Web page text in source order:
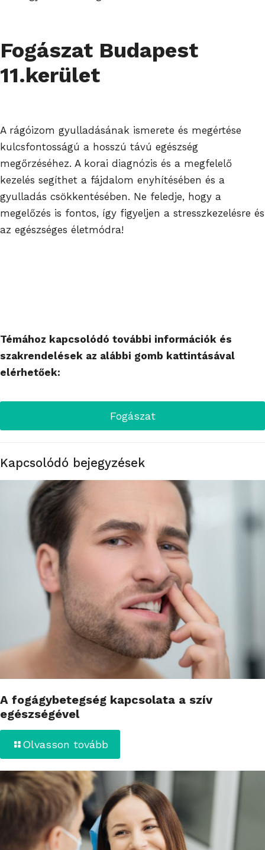
Fogászat Budapest
11.kerület
A rágóizom gyulladásának ismerete és megértése
kulcsfontosságú a hosszú távú egészség
megőrzéséhez. A korai diagnózis és a megfelelő
kezelés segíthet a fájdalom enyhítésében és a
gyulladás csökkentésében. Ne feledje, hogy a
megelőzés is fontos, így figyeljen a stresszkezelésre és
az egészséges életmódra!
Témához kapcsolódó további információk és
szakrendelések az alábbi gomb kattintásával
elérhetőek:
Fogászat
Kapcsolódó bejegyzések
A fogágybetegség kapcsolata a szív
egészségével
Olvasson tovább